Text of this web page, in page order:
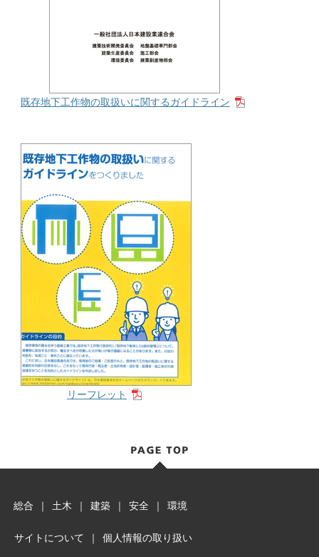
既存地下工作物の取扱いに関するガイドライン
リーフレット
総合 ｜ 土木 ｜ 建築 ｜ 安全 ｜ 環境
サイトについて ｜ 個人情報の取り扱い